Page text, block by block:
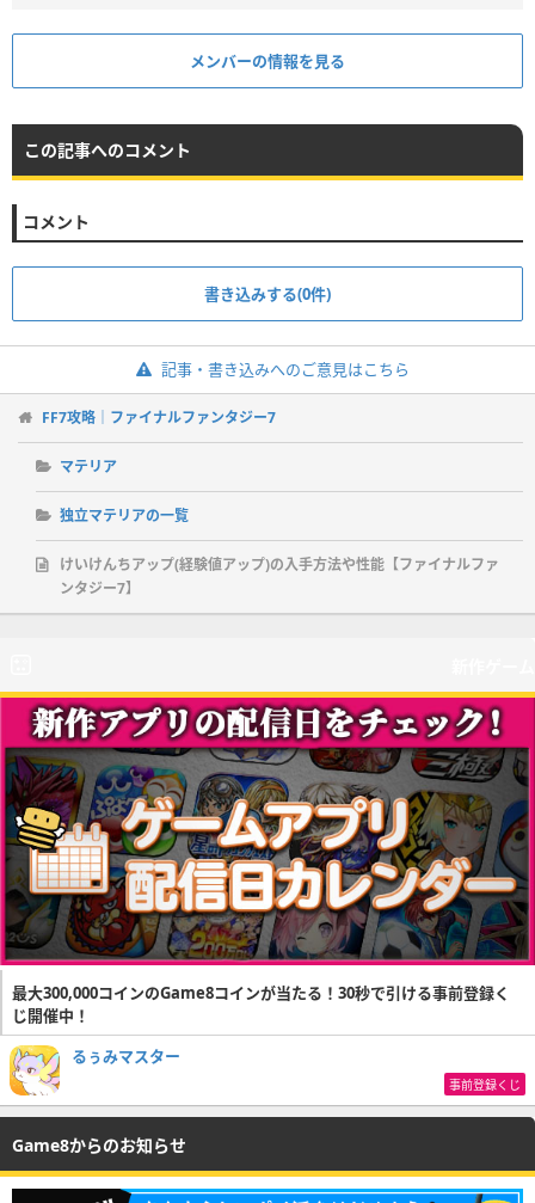
メンバーの情報を見る
この記事へのコメント
コメント
書き込みする(0件)
記事・書き込みへのご意見はこちら
FF7攻略｜ファイナルファンタジー7
マテリア
独立マテリアの一覧
けいけんちアップ(経験値アップ)の入手方法や性能【ファイナルファ
ンタジー7】
最大300,000コインのGame8コインが当たる！30秒で引ける事前登録く
じ開催中！
るぅみマスター
事前登録くじ
Game8からのお知らせ